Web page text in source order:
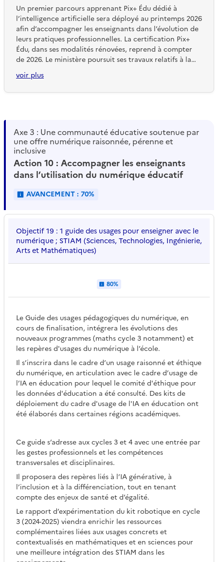
authentification unique (SSO) via le portail ARENA.
Un premier parcours apprenant Pix+ Édu dédié à
l’intelligence artificielle sera déployé au printemps 2026
afin d’accompagner les enseignants dans l’évolution de
leurs pratiques professionnelles. La certification Pix+
Édu, dans ses modalités rénovées, reprend à compter
de 2026. Le ministère poursuit ses travaux relatifs à la
reconnaissance réglementaire du cadre de référence
des compétences numériques pour l'Education (CRCN-
Édu).
voir plus
Axe 3 : Une communauté éducative soutenue par
une offre numérique raisonnée, pérenne et
inclusive
Action 10 : Accompagner les enseignants
dans l’utilisation du numérique éducatif
AVANCEMENT : 70%
Objectif 19 : 1 guide des usages pour enseigner avec le
numérique ; STIAM (Sciences, Technologies, Ingénierie,
Arts et Mathématiques)
80%
Le Guide des usages pédagogiques du numérique, en
cours de finalisation, intégrera les évolutions des
nouveaux programmes (maths cycle 3 notamment) et
les repères d'usages du numérique à l’école.
Il s’inscrira dans le cadre d’un usage raisonné et éthique
du numérique, en articulation avec le cadre d’usage de
l’IA en éducation pour lequel le comité d'éthique pour
les données d'éducation a été consulté. Des kits de
déploiement du cadre d'usage de l'IA en éducation ont
été élaborés dans certaines régions académiques.
Ce guide s’adresse aux cycles 3 et 4 avec une entrée par
les gestes professionnels et les compétences
transversales et disciplinaires.
Il proposera des repères liés à l’IA générative, à
l’inclusion et à la différenciation, tout en tenant
compte des enjeux de santé et d’égalité.
Le rapport d’expérimentation du kit robotique en cycle
3 (2024-2025) viendra enrichir les ressources
complémentaires liées aux usages concrets et
contextualisés en mathématiques et en sciences pour
une meilleure intégration des STIAM dans les